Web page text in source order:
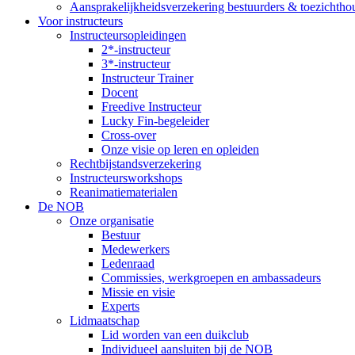
Aansprakelijkheidsverzekering bestuurders &
Voor instructeurs
Instructeursopleidingen
2*-instructeur
3*-instructeur
Instructeur Trainer
Docent
Freedive Instructeur
Lucky Fin-begeleider
Cross-over
Onze visie op leren en opleiden
Rechtbijstandsverzekering
Instructeursworkshops
Reanimatiematerialen
De NOB
Onze organisatie
Bestuur
Medewerkers
Ledenraad
Commissies, werkgroepen en ambassadeurs
Missie en visie
Experts
Lidmaatschap
Lid worden van een duikclub
Individueel aansluiten bij de NOB